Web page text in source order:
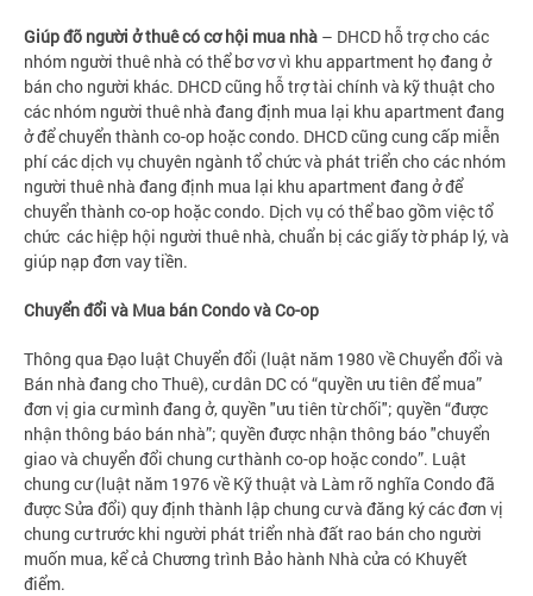
Giúp đỡ người ở thuê có cơ hội mua nhà – DHCD hỗ trợ cho các
nhóm người thuê nhà có thể bơ vơ vì khu appartment họ đang ở
bán cho người khác. DHCD cũng hỗ trợ tài chính và kỹ thuật cho
các nhóm người thuê nhà đang định mua lại khu apartment đang
ở để chuyển thành co-op hoặc condo. DHCD cũng cung cấp miễn
phí các dịch vụ chuyên ngành tổ chức và phát triển cho các nhóm
người thuê nhà đang định mua lại khu apartment đang ở để
chuyển thành co-op hoặc condo. Dịch vụ có thể bao gồm việc tổ
chức các hiệp hội người thuê nhà, chuẩn bị các giấy tờ pháp lý, và
giúp nạp đơn vay tiền.
Chuyển đổi và Mua bán Condo và Co-op
Thông qua Đạo luật Chuyển đổi (luật năm 1980 về Chuyển đổi và
Bán nhà đang cho Thuê), cư dân DC có “quyền ưu tiên để mua”
đơn vị gia cư mình đang ở, quyền "ưu tiên từ chối"; quyền “được
nhận thông báo bán nhà”; quyền được nhận thông báo "chuyển
giao và chuyển đổi chung cư thành co-op hoặc condo”. Luật
chung cư (luật năm 1976 về Kỹ thuật và Làm rõ nghĩa Condo đã
được Sửa đổi) quy định thành lập chung cư và đăng ký các đơn vị
chung cư trước khi người phát triển nhà đất rao bán cho người
muốn mua, kể cả Chương trình Bảo hành Nhà cửa có Khuyết
điểm.